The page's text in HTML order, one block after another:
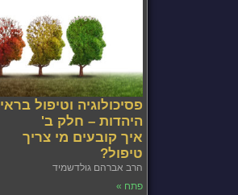
פסיכולוגיה וטיפול בראי
היהדות – חלק ב'
איך קובעים מי צריך
טיפול?
הרב אברהם גולדשמיד
פתח »